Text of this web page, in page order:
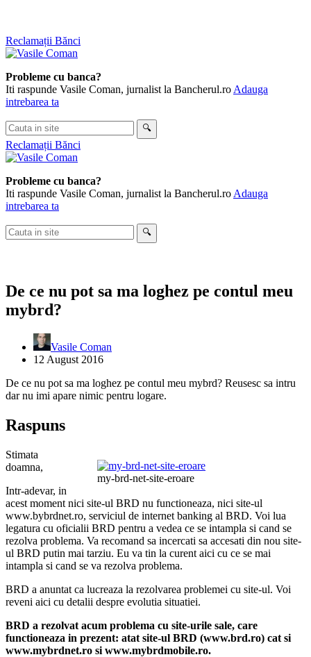
Skip
to
Reclamații Bănci
Probleme cu banca?
Iti raspunde Vasile Coman, jurnalist la Bancherul.ro Adauga
intrebarea ta
Cauta
in
site
🔍
Reclamații Bănci
Probleme cu banca?
Iti raspunde Vasile Coman, jurnalist la Bancherul.ro Adauga
intrebarea ta
Cauta
in
🔍
De ce nu pot sa ma loghez pe contul meu
mybrd?
Vasile Coman
12 August 2016
De ce nu pot sa ma loghez pe contul meu mybrd? Reusesc sa intru
dar nu imi apare nimic pentru logare.
Raspuns
my-brd-net-site-eroare
Stimata
doamna,
Intr-adevar, in
acest moment nici site-ul BRD nu functioneaza, nici site-ul
www.bybrdnet.ro, serviciul de internet banking al BRD. Voi lua
legatura cu oficialii BRD pentru a vedea ce se intampla si cand se
rezolva problema. Va recomand sa incercati sa accesati din nou site-
ul BRD putin mai tarziu. Eu va tin la curent aici cu ce se mai
intampla si cand se va rezolva problema.
BRD a anuntat ca lucreaza la rezolvarea problemei cu site-ul. Voi
reveni aici cu detalii despre evolutia situatiei.
BRD a rezolvat acum problema cu site-urile sale, care
functioneaza in prezent: atat site-ul BRD (www.brd.ro) cat si
www.mybrdnet.ro si www.mybrdmobile.ro.